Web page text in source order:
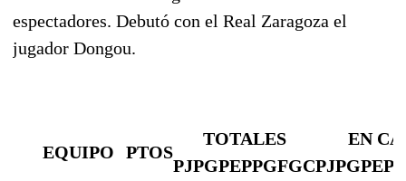
espectadores. Debutó con el Real Zaragoza el
jugador Dongou.
EQUIPO PTOS
TOTALES
EN
PJPGPEPPGFGCPJPGPEPP